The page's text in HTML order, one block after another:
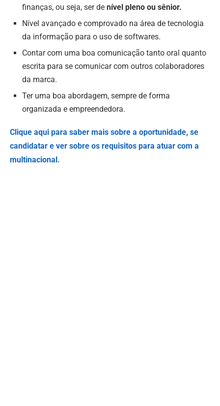
finanças, ou seja, ser de nível pleno ou sênior.
Nível avançado e comprovado na área de tecnologia
da informação para o uso de softwares.
Contar com uma boa comunicação tanto oral quanto
escrita para se comunicar com outros colaboradores
da marca.
Ter uma boa abordagem, sempre de forma
organizada e empreendedora.
Clique aqui para saber mais sobre a oportunidade, se
candidatar e ver sobre os requisitos para atuar com a
multinacional.